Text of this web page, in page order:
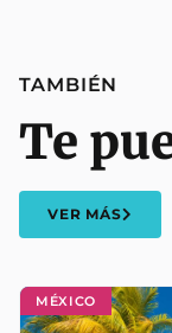
MÉXICO
TAMBIÉN
Te
VER MÁS